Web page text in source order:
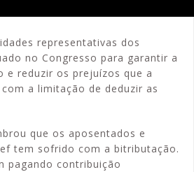
representativas dos
no Congresso para garantir a
e reduzir os prejuízos que a
a limitação de deduzir as
que os aposentados e
tem sofrido com a bitributação.
pagando contribuição